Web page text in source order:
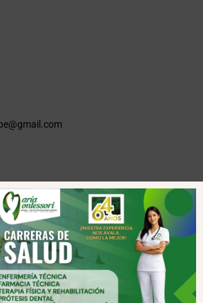
| Grupo HBA Noticias| Todos los
derechos reservados
VISITE TAMBIÉN